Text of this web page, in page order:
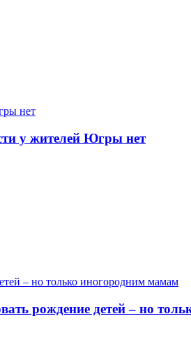
у жителей Югры нет
рождение детей – но